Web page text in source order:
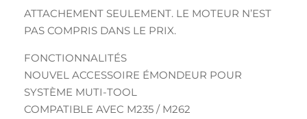
ATTACHEMENT SEULEMENT. LE MOTEUR N’EST
PAS COMPRIS DANS LE PRIX.
FONCTIONNALITÉS
NOUVEL ACCESSOIRE ÉMONDEUR POUR
SYSTÈME MUTI-TOOL
COMPATIBLE AVEC M235 / M262